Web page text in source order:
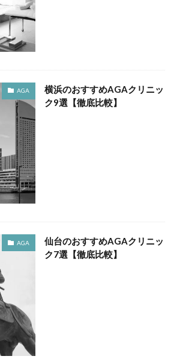
AGA
横浜のおすすめAGAクリニッ
ク9選【徹底比較】
AGA
仙台のおすすめAGAクリニッ
ク7選【徹底比較】